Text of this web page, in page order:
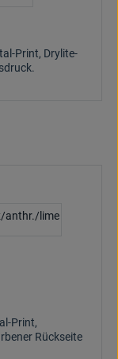
Print, Drylite-
Print,
Rückseite